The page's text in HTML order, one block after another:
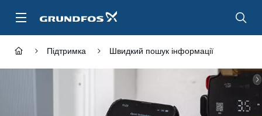
Підтримка Швидкий пошук інформації